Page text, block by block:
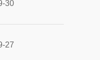
30
27